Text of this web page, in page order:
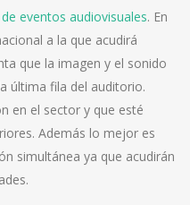
eventos audiovisuales. En
a la que acudirá
que la imagen y el sonido
última fila del auditorio.
en el sector y que esté
Además lo mejor es
simultánea ya que acudirán